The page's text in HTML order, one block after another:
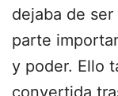
dejaba de
parte
y poder. Ello